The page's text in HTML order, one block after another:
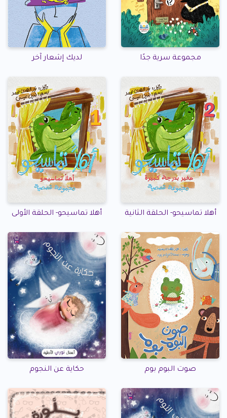
مجموعة سرية جدًا لديك إشعار آخر
أهلا تماسيحو- الحلقة الثانية أهلا تماسيحو- الحلقة الأولى
صوت البوم بوم حكاية عن النجوم